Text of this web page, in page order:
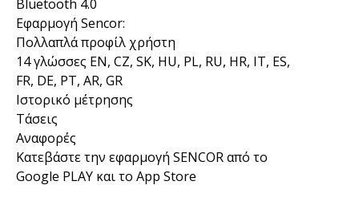
Bluetooth 4.0
Εφαρμογή Sencor:
Πολλαπλά προφίλ χρήστη
14 γλώσσες EN, CZ, SK, HU, PL, RU, HR, IT, ES,
FR, DE, PT, AR, GR
Ιστορικό μέτρησης
Τάσεις
Αναφορές
Κατεβάστε την εφαρμογή SENCOR από το
Google PLAY και το App Store